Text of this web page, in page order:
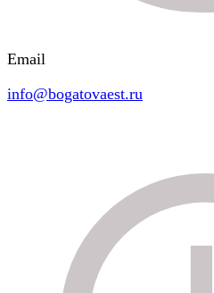
Email
info@bogatovaest.ru